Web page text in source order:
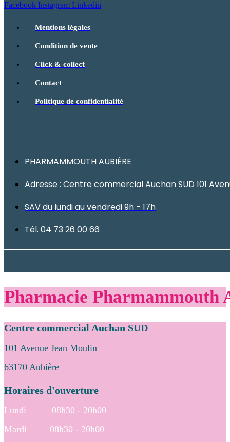
Facebook Instagram Linkedin
Mentions légales
Condition de vente
Click & collect
Contact
Politique de confidentialité
PHARMAMMOUTH AUBIÉRE
Adresse : Centre commercial Auchan SUD 101
SAV du lundi au vendredi 9h - 17h
Tél. 04 73 26 00 66
Pharmacie Pharmammouth
Centre commercial Auchan SUD
101 Avenue Jean Moulin
63170 Aubière
Horaires d'ouverture
Lundi 08h30 - 20h00
Mardi 08h30 - 20h00